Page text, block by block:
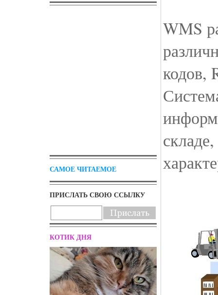
САМОЕ ЧИТАЕМОЕ
ПРИСЛАТЬ СВОЮ ССЫЛКУ
КОТИК ДНЯ
WMS
кодов,